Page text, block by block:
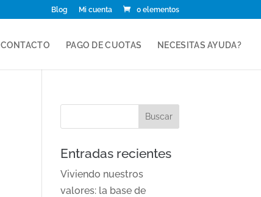
Blog Mi cuenta 0 elementos
CONTACTO PAGO DE CUOTAS NECESITAS AYUDA?
Entradas recientes
Viviendo nuestros
valores: la base de